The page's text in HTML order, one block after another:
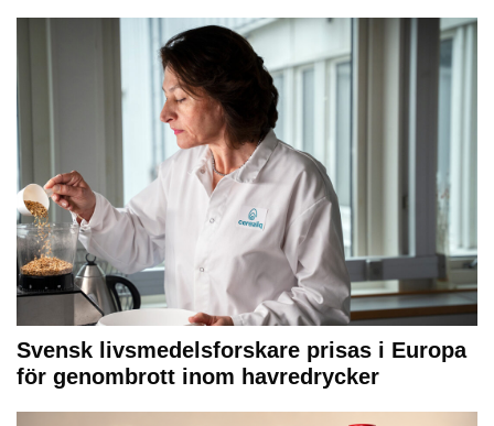
Svensk livsmedelsforskare prisas i Europa
för genombrott inom havredrycker